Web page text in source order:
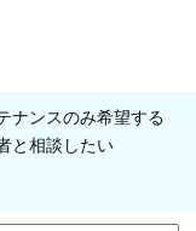
ナンスのみ希望する
と相談したい